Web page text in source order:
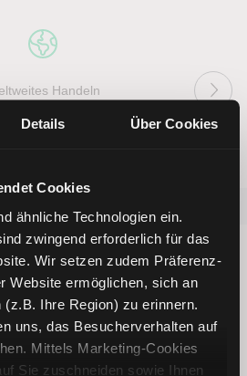
Details Über Cookies
Cookies
ähnliche Technologien ein.
zwingend erforderlich für das
Wir setzen zudem Präferenz-
Website ermöglichen, sich an
Ihre Region) zu erinnern.
uns, das Besucherverhalten auf
Mittels Marketing-Cookies
Sie zuschneiden sowie Ihnen
Handeln
– mit unseren